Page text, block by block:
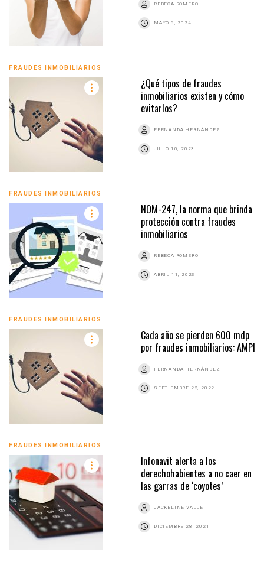
REBECA ROMERO
MAYO 6, 2024
FRAUDES INMOBILIARIOS
¿Qué tipos de fraudes
inmobiliarios existen y cómo
evitarlos?
FERNANDA HERNÁNDEZ
JULIO 10, 2023
FRAUDES INMOBILIARIOS
NOM-247, la norma que brinda
protección contra fraudes
inmobiliarios
REBECA ROMERO
ABRIL 11, 2023
FRAUDES INMOBILIARIOS
Cada año se pierden 600 mdp
por fraudes inmobiliarios: AMPI
FERNANDA HERNÁNDEZ
SEPTIEMBRE 22, 2022
FRAUDES INMOBILIARIOS
Infonavit alerta a los
derechohabientes a no caer en
las garras de ‘coyotes’
JACKELINE VALLE
DICIEMBRE 28, 2021